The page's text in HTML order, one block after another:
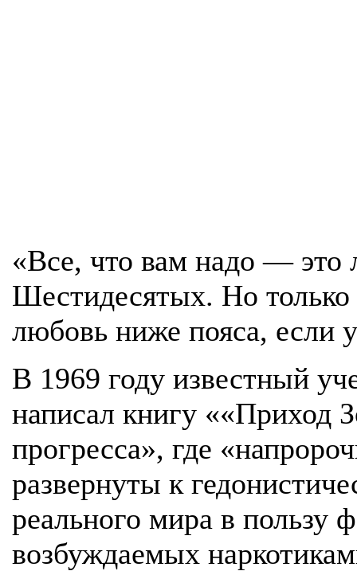
«Все, что вам надо —
Шестидесятых. Но
любовь ниже пояса,
В 1969 году известный
написал книгу ««Приход
прогресса», где
развернуты к
реального мира в пользу
возбуждаемых